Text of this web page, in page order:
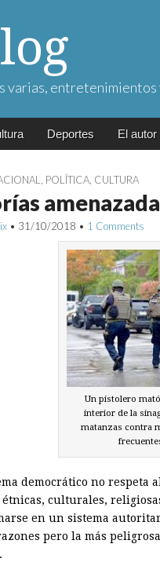
varias,
Deportes El autor
POLÍTICA CULTURA
• 31/10/2018 • 1 Comments
Un pistolero
interior de la
matanzas contra
democrático no respeta
culturales,
en un sistema
pero la más